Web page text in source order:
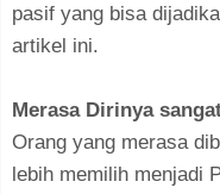
pasif yang bisa
artikel ini.
Merasa Dirinya
Orang yang merasa
lebih memilih menjadi